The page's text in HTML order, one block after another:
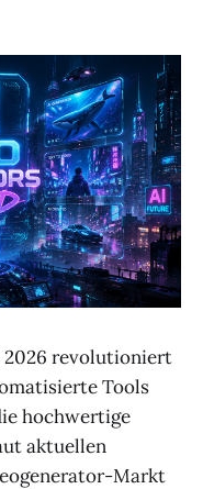
2026 revolutioniert
Tools
hochwertige
aktuellen
Markt